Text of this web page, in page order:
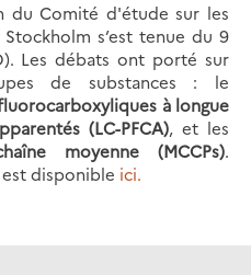
du Comité d'étude sur les
s’est tenue du 9
Les débats ont porté sur
de substances : le
à longue
(LC-PFCA), et les
moyenne (MCCPs).
est disponible ici.